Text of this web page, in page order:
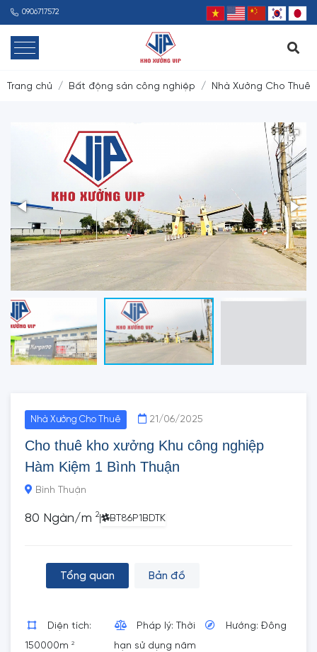
0906717572
Trang chủ Bất động sản công nghiệp Nhà Xưởng Cho Thuê
Nhà Xưởng Cho Thuê 21/06/2025
Cho thuê kho xưởng Khu công nghiệp
Hàm Kiệm 1 Bình Thuận
Bình Thuận
80 Ngàn/m 2 BT86P1BDTK
Tổng quan Bản đồ
Diện tích:
150000m 2
Pháp lý: Thời
hạn sử dụng năm
Hướng: Đông